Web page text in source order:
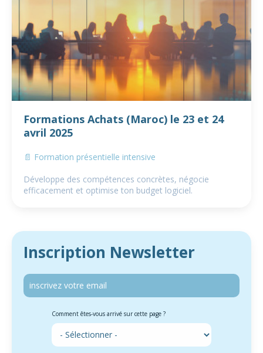
Inscription Newsletter
Comment êtes-vous arrivé sur cette page ?
Formations Achats (Maroc) le 23 et 24
avril 2025
📄 Formation présentielle intensive
Développe des compétences concrètes, négocie
efficacement et optimise ton budget logiciel.